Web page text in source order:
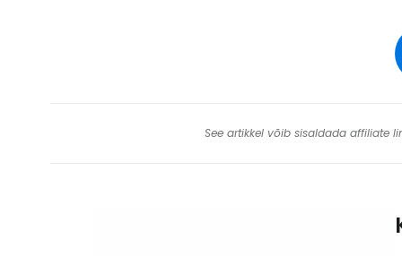
See artikkel võib sisaldada affiliate